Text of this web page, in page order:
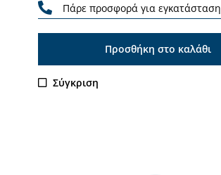
Πάρε προσφορά για εγκατάσταση
Προσθήκη στο καλάθι
Σύγκριση